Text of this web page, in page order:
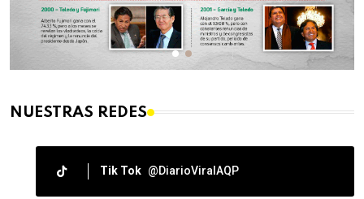
NUESTRAS REDES
Tik Tok @DiarioViralAQP